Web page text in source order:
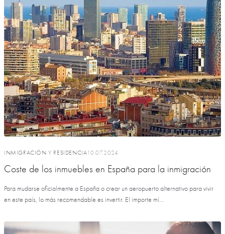
INMIGRACIÓN Y RESIDENCIA10.07.2024
Coste de los inmuebles en España para la inmigración
Para mudarse oficialmente a España o crear un aeropuerto alternativo para vivir
en este país, lo más recomendable es invertir. El importe mí...